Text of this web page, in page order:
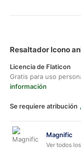
Resaltador Icono
Licencia de Flaticon
Gratis para uso
información
Se requiere atribución
Magnific
Ver todos